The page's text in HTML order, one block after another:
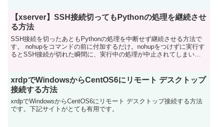
【xserver】SSH接続切ってもPythonの処理を継続させ
る方法
SSH接続を切ったあともPythonの処理を中断せず継続させる方法で
す。 nohupをコマンドの前に付加するだけ。nohupをつけずに実行す
るとSSH接続が切れた瞬間に、実行中の処理が中止されてしまいま
xrdpでWindowsからCentOS6にリモート デスクトップ
接続する方法
xrdpでWindowsからCentOS6にリモート デスクトップ接続する方法
です。下記サイトがとても有用です。